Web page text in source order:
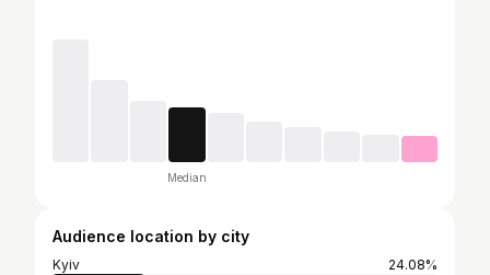
Median
Audience location by city
Kyiv
24.08%